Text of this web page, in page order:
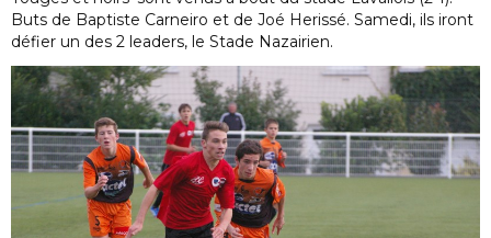
Buts de Baptiste Carneiro et de Joé Herissé. Samedi, ils iront
défier un des 2 leaders, le Stade Nazairien.